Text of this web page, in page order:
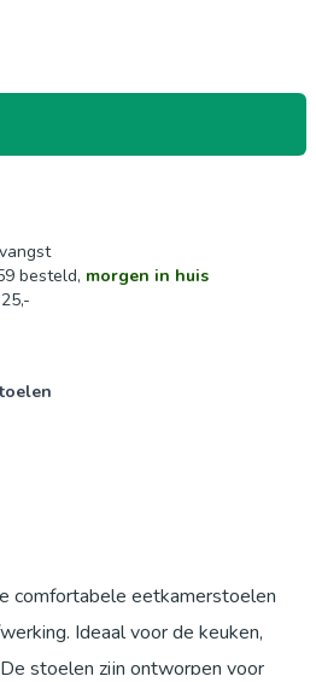
besteld, morgen in huis
comfortabele eetkamerstoelen
Ideaal voor de keuken,
stoelen zijn ontworpen voor